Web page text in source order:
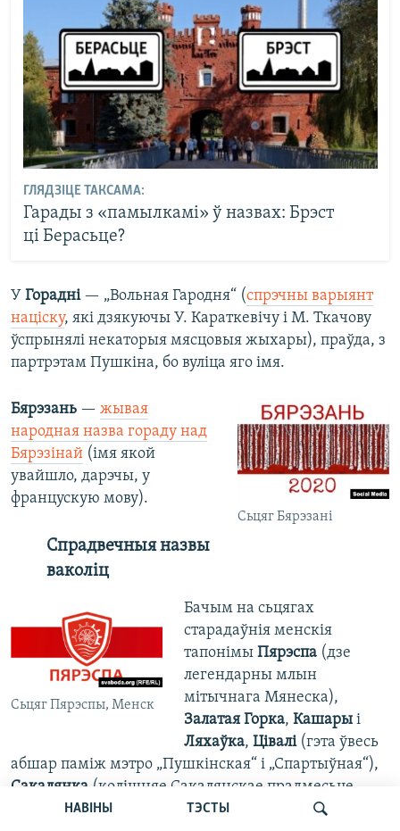
НАВІНЫ ТЭСТЫ
ГЛЯДЗІЦЕ ТАКСАМА:
Гарады з «памылкамі» ў назвах: Брэст
ці Берасьце?
У Горадні— „Вольная Гародня“ (спрэчны варыянт
націску, які дзякуючы У. Караткевічу і М. Ткачову
ўспрынялі некаторыя мясцовыя жыхары), праўда, з
партрэтам Пушкіна, бо вуліца яго імя.
Сьцяг Бярэзані
Бярэзань — жывая
народная назва гораду над
Бярэзінай (імя якой
увайшло, дарэчы, у
францускую мову).
Спрадвечныя назвы
ваколіц
Сьцяг Пярэспы, Менск
Бачым на сьцягах
старадаўнія менскія
тапонімы Пярэспа (дзе
легендарны млын
мітычнага Мянеска),
Залатая Горка, Кашарыі
Ляхаўка, Цівалі (гэта ўвесь
абшар паміж мэтро „Пушкінская“ і „Спартыўная“),
Сакалянка (колішняе Сакалянскае прадмесьце,
раён Дзянісаўскай і Палявой),